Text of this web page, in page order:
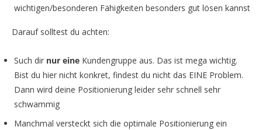
wichtigen/besonderen Fähigkeiten besonders gut lösen kannst
Darauf solltest du achten:
Such dir nur eine Kundengruppe aus. Das ist mega wichtig.
Bist du hier nicht konkret, findest du nicht das EINE Problem.
Dann wird deine Positionierung leider sehr schnell sehr
schwammig
Manchmal versteckt sich die optimale Positionierung ein